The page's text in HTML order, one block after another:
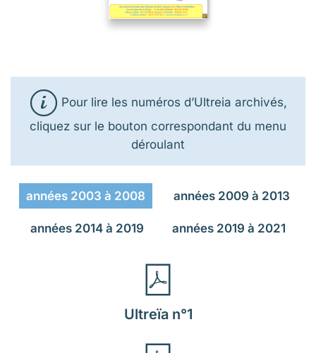
Pour lire les numéros d’Ultreia archivés,
cliquez sur le bouton correspondant du menu
déroulant
années 2003 à 2008 années 2009 à 2013
années 2014 à 2019 années 2019 à 2021
Ultreïa n°1